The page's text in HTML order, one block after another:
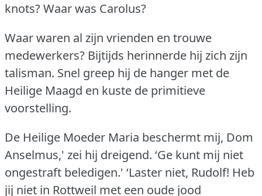
knots?Waar was Carolus?
Waar waren al zijn vrienden en trouwe
medewerkers? Bijtijds herinnerde hij zich zijn
talisman. Snel greep hij de hanger met de
Heilige Maagd en kuste de primitieve
voorstelling.
De Heilige Moeder Maria beschermt mij, Dom
Anselmus,' zei hij dreigend. ‘Ge kunt mij niet
ongestraft beledigen.' ‘Laster niet, Rudolf! Heb
jij niet in Rottweil met een oude jood